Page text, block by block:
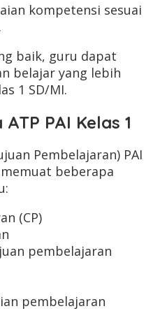
kompetensi sesuai
baik, guru dapat
belajar yang lebih
1 SD/MI.
PAI Kelas 1
Pembelajaran) PAI
beberapa
(CP)
pembelajaran
pembelajaran